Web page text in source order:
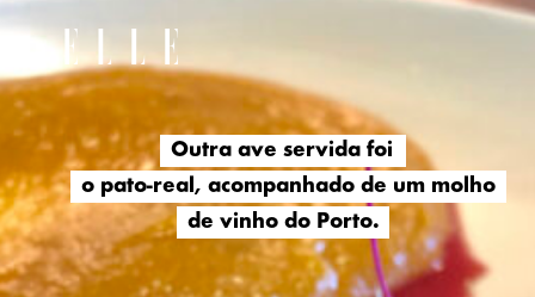
Outra ave servida foi
o pato-real, acompanhado de um molho
de vinho do Porto.
Outra ave servida foi
o pato-real, acompanhado de um molho
de vinho do Porto.